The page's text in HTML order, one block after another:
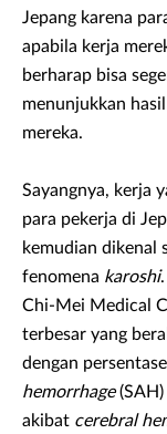
Jepang karena
apabila kerja
berharap bisa
menunjukkan
mereka.
Sayangnya, kerja
para pekerja di
kemudian dikenal
fenomena karoshi
Chi-Mei Medical
terbesar yang
dengan
hemorrhage
akibat cerebral